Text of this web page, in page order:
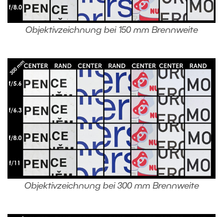
Objektivzeichnung bei 150 mm Brennweite
Objektivzeichnung bei 300 mm Brennweite